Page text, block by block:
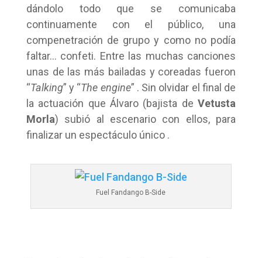
dándolo todo que se comunicaba
continuamente con el público, una
compenetración de grupo y como no podía
faltar… confeti. Entre las muchas canciones
unas de las más bailadas y coreadas fueron
“Talking” y “The engine” . Sin olvidar el final de
la actuación que Álvaro (bajista deVetusta
Morla) subió al escenario con ellos, para
finalizar un espectáculo único .
Fuel Fandango B-Side